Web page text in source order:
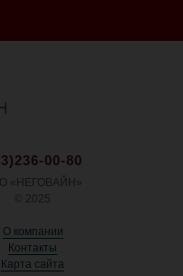
«НЕГОВАЙН»
© 2025
О компании
Контакты
Карта сайта
00-80